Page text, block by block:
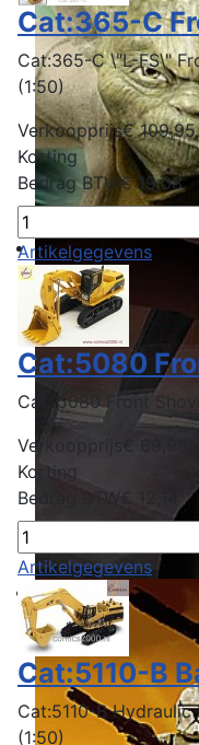
Cat:365-C
Cat:365-C \"L-FS\"
(1:50)
Verkoopprijs€ 109,95
Korting
Bedrag BTW€ 19,08
Artikelgegevens
Cat:5080
Cat: 5080 Front
Verkoopprijs
Korting
Bedrag BTW€ 12,14
Artikelgegevens
Cat:5110-B
Cat:5110-B
(1:50)